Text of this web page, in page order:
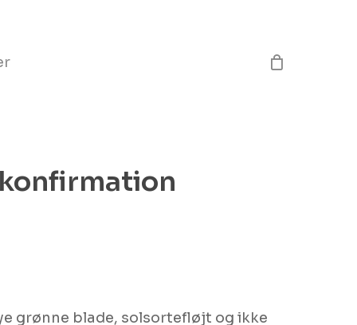
grønne blade, solsortefløjt og ikke